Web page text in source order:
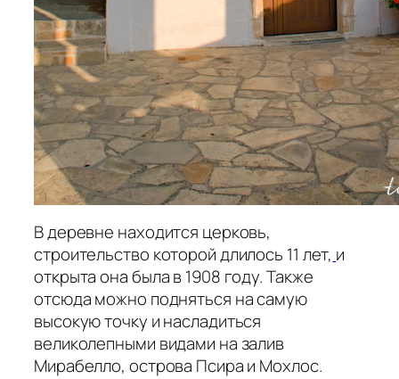
В деревне находится церковь,
строительство которой длилось 11 лет, и
открыта она была в 1908 году. Также
отсюда можно подняться на самую
высокую точку и насладиться
великолепными видами на залив
Мирабелло, острова Псира и Мохлос.